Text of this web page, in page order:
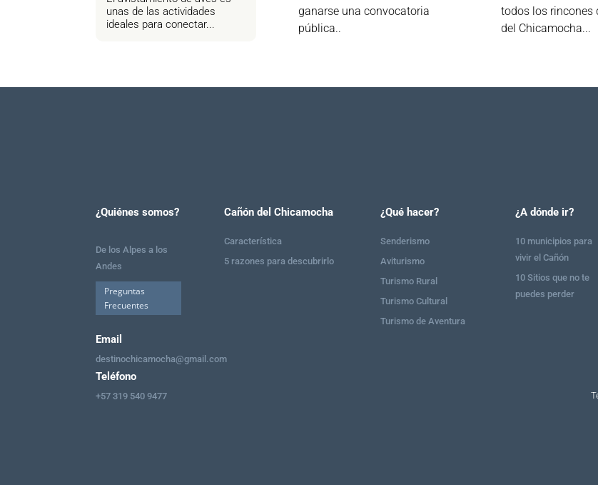
unas de las actividades
ideales para conectar...
ganarse una convocatoria
pública..
todos los rincones
del Chicamocha...
¿Quiénes somos?
De los Alpes a los
Andes
Preguntas
Frecuentes
Cañón del Chicamocha
Característica
5 razones para descubrirlo
¿Qué hacer?
Senderismo
Aviturismo
Turismo Rural
Turismo Cultural
Turismo de Aventura
¿A dónde ir?
10 municipios para
vivir el Cañón
10 Sitios que no te
puedes perder
Email
destinochicamocha@gmail.com
Teléfono
+57 319 540 9477